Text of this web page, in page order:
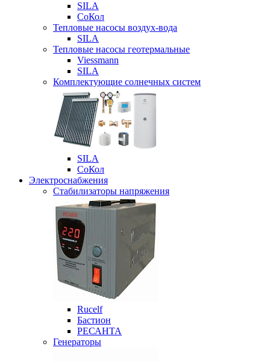
SILA
СоКол
Тепловые насосы воздух-вода
SILA
Тепловые насосы геотермальные
Viessmann
SILA
Комплектующие солнечных систем
SILA
СоКол
Электроснабжения
Стабилизаторы напряжения
Rucelf
Бастион
РЕСАНТА
Генераторы